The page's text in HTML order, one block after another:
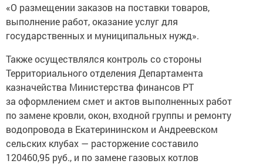
«О размещении заказов на поставки товаров,
выполнение работ, оказание услуг для
государственных и муниципальных нужд».
Также осуществлялся контроль со стороны
Территориального отделения Департамента
казначейства Министерства финансов РТ
за оформлением смет и актов выполненных работ
по замене кровли, окон, входной группы и ремонту
водопровода в Екатерининском и Андреевском
сельских клубах — расторжение составило
120460,95 руб., и по замене газовых котлов